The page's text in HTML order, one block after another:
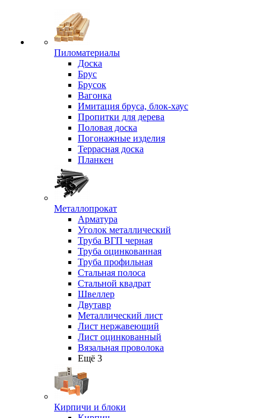
Пиломатериалы
Доска
Брус
Брусок
Вагонка
Имитация бруса, блок-хаус
Пропитки для дерева
Половая доска
Погонажные изделия
Террасная доска
Планкен
Металлопрокат
Арматура
Уголок металлический
Труба ВГП черная
Труба оцинкованная
Труба профильная
Стальная полоса
Стальной квадрат
Швеллер
Двутавр
Металлический лист
Лист нержавеющий
Лист оцинкованный
Вязальная проволока
Ещё 3
Кирпичи и блоки